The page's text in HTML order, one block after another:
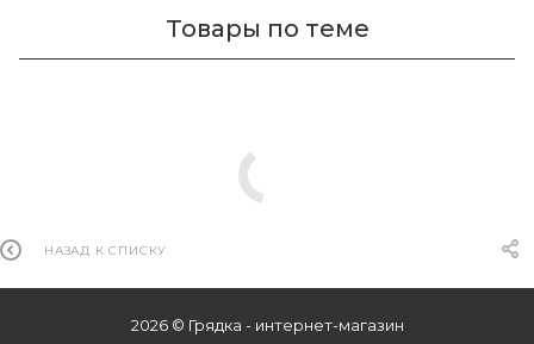
Товары по теме
НАЗАД К СПИСКУ
2026 © Грядка - интернет-магазин